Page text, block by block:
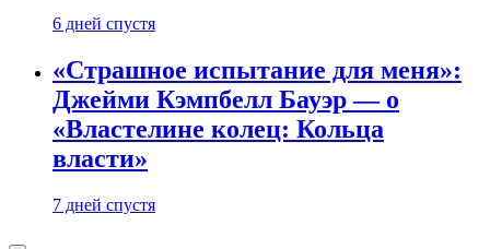
6 дней спустя
«Страшное испытание для меня»:
Джейми Кэмпбелл Бауэр — о
«Властелине колец: Кольца
власти»
7 дней спустя